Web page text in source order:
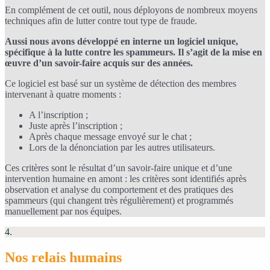
En complément de cet outil, nous déployons de nombreux moyens
techniques afin de lutter contre tout type de fraude.
Aussi nous avons développé en interne un logiciel unique,
spécifique à la lutte contre les spammeurs. Il s’agit de la mise en
œuvre d’un savoir-faire acquis sur des années.
Ce logiciel est basé sur un système de détection des membres
intervenant à quatre moments :
A l’inscription ;
Juste après l’inscription ;
Après chaque message envoyé sur le chat ;
Lors de la dénonciation par les autres utilisateurs.
Ces critères sont le résultat d’un savoir-faire unique et d’une
intervention humaine en amont : les critères sont identifiés après
observation et analyse du comportement et des pratiques des
spammeurs (qui changent très régulièrement) et programmés
manuellement par nos équipes.
4.
Nos relais humains